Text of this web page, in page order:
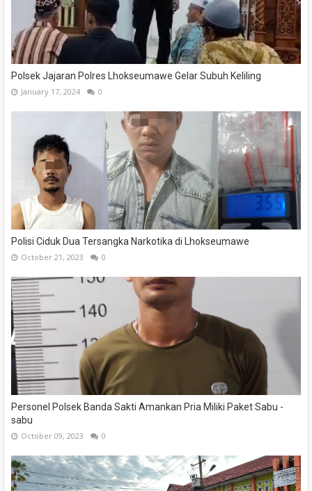
Polsek Jajaran Polres Lhokseumawe Gelar Subuh Keliling
January 17, 2024 0
Polisi Ciduk Dua Tersangka Narkotika di Lhokseumawe
October 21, 2023 0
Personel Polsek Banda Sakti Amankan Pria Miliki Paket Sabu -
sabu
October 09, 2023 0